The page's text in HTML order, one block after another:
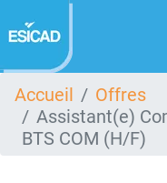
au
contenu
Accueil
Offres
Assistant(e)
BTS COM (H/F)